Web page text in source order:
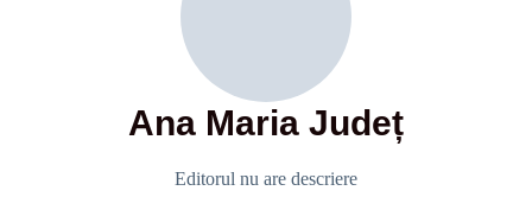
Ana Maria Județ
Editorul nu are descriere